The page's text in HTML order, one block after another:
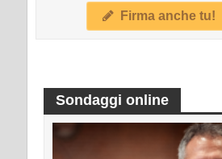
Firma anche tu!
Sondaggi online